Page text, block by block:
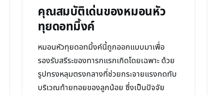
คุณสมบัติเด่นของหมอนหัว
ทุยดอทมิ้งค์
หมอนหัวทุยดอทมิ้งค์นี้ถูกออกแบบมาเพื่อ
รองรับสรีระของทารกแรกเกิดโดยเฉพาะ ด้วย
รูปทรงหลุมตรงกลางที่ช่วยกระจายแรงกดทับ
บริเวณท้ายทอยของลูกน้อย ซึ่งเป็นปัจจัย